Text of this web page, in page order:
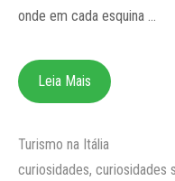
onde em cada esquina …
Leia Mais
Categorias
Turismo na Itália
Tags
curiosidades, curiosidades